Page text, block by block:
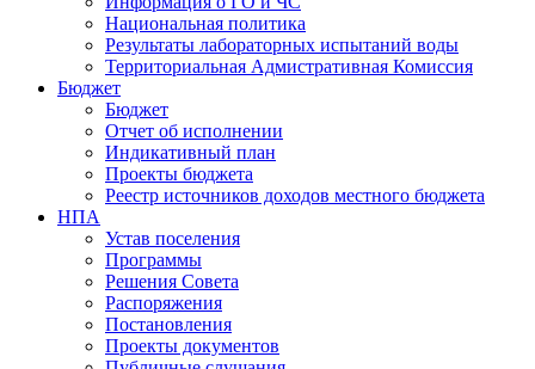
Национальная политика
Результаты лабораторных испытаний воды
Территориальная Адмистративная Комиссия
Бюджет
Бюджет
Отчет об исполнении
Индикативный план
Проекты бюджета
Реестр источников доходов местного бюджета
НПА
Устав поселения
Программы
Решения Совета
Распоряжения
Постановления
Проекты документов